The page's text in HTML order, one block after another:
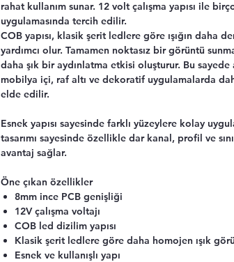
rahat kullanım sunar. 12 volt çalışma yapısı ile
uygulamasında tercih edilir.
COB yapısı, klasik şerit ledlere göre ışığın daha
yardımcı olur. Tamamen noktasız bir görüntü
daha şık bir aydınlatma etkisi oluşturur. Bu
mobilya içi, raf altı ve dekoratif uygulamalarda
elde edilir.
Esnek yapısı sayesinde farklı yüzeylere kolay
tasarımı sayesinde özellikle dar kanal, profil ve
avantaj sağlar.
Öne çıkan özellikler
8mm ince PCB genişliği
12V çalışma voltajı
COB led dizilim yapısı
Klasik şerit ledlere göre daha homojen ışık
Esnek ve kullanışlı yapı